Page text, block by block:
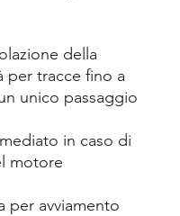
della
per tracce fino a
unico passaggio
in caso di
motore
per avviamento